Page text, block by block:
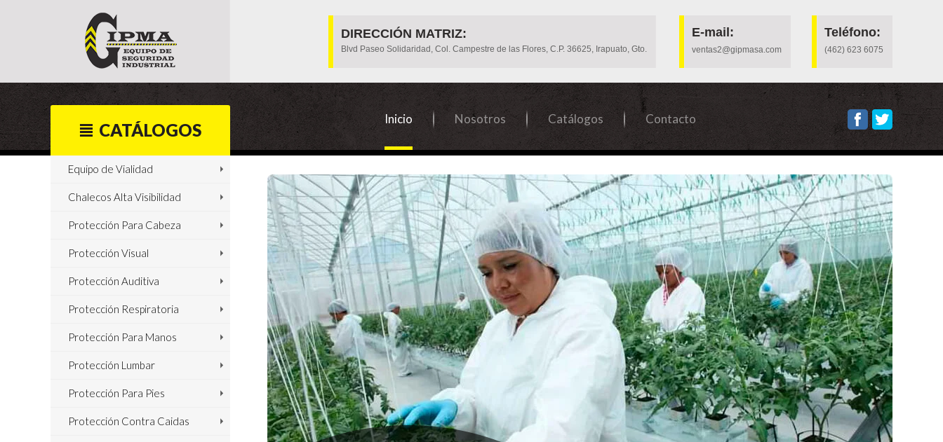
DIRECCIÓN MATRIZ:
Blvd Paseo Solidaridad, Col. Campestre de las Flores, C.P. 36625, Irapuato, Gto.
E-mail:
ventas2@gipmasa.com
Teléfono:
(462) 623 6075
CATÁLOGOS
Inicio Nosotros Catálogos Contacto
Equipo de Vialidad
Chalecos Alta Visibilidad
Protección Para Cabeza
Protección Visual
Protección Auditiva
Protección Respiratoria
Protección Para Manos
Protección Lumbar
Protección Para Pies
Protección Contra Caidas